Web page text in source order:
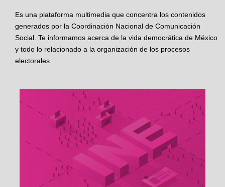
Es una plataforma multimedia que concentra los contenidos
generados por la Coordinación Nacional de Comunicación
Social. Te informamos acerca de la vida democrática de México
y todo lo relacionado a la organización de los procesos
electorales